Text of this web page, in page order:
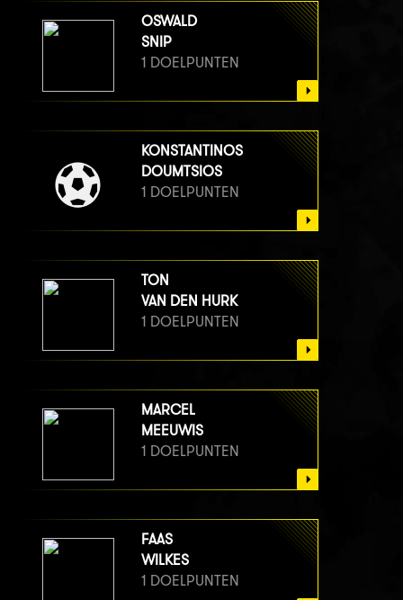
OSWALD
SNIP
1 DOELPUNTEN
KONSTANTINOS
DOUMTSIOS
1 DOELPUNTEN
TON
VAN DEN HURK
1 DOELPUNTEN
MARCEL
MEEUWIS
1 DOELPUNTEN
FAAS
WILKES
1 DOELPUNTEN